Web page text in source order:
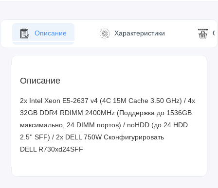
Описание Характеристики
Описание
2x Intel Xeon E5-2637 v4 (4C 15M Cache 3.50 GHz) / 4x
32GB DDR4 RDIMM 2400MHz (Поддержка до 1536GB
максимально, 24 DIMM портов) / noHDD (до 24 HDD
2.5'' SFF) / 2x DELL 750W Сконфигурировать
DELL R730xd24SFF